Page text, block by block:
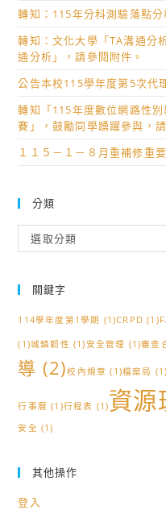
轉知：115年分科測驗落點
轉知：文化大學「TA溝通分
通分析」，請參閱附件。
公告本校115學年度第5次代
轉知「115年度數位網路性
賽」，鼓勵同學踴躍參與，
１１５－１－８月重補修重
分類
類
選取分類
關鍵字
114學年度第1學期 (1)CRPD (1)
(1)城鎮韌性 (1)安全管理 (1)審查
導 (2)校內規章 (1)檔案局
行事曆 (1)行程表 (1)資源
安全 (1)
其他操作
登入